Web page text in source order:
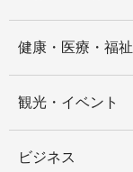
健康・医療・福祉
観光・イベント
ビジネス